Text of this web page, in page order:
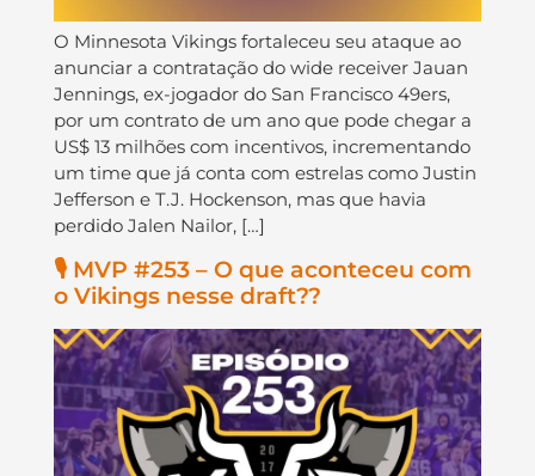
O Minnesota Vikings fortaleceu seu ataque ao
anunciar a contratação do wide receiver Jauan
Jennings, ex-jogador do San Francisco 49ers,
por um contrato de um ano que pode chegar a
US$ 13 milhões com incentivos, incrementando
um time que já conta com estrelas como Justin
Jefferson e T.J. Hockenson, mas que havia
perdido Jalen Nailor, […]
🎙️ MVP #253 – O que aconteceu com
o Vikings nesse draft??